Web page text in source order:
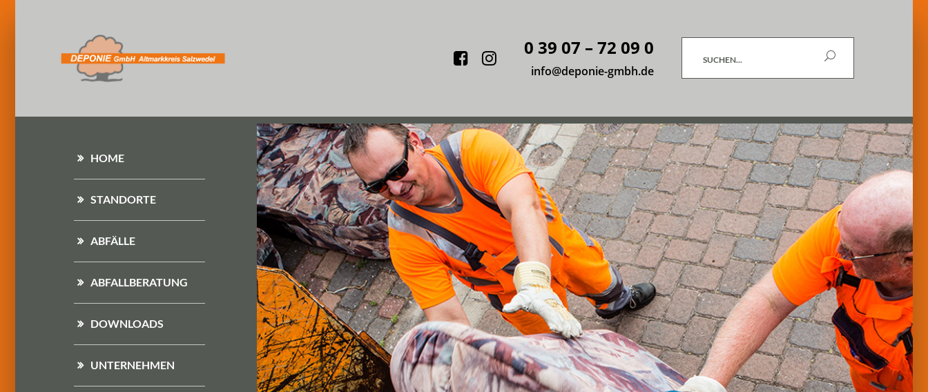
Facebook
Instagram
0 39 07 – 72 09 0
info@deponie-gmbh.de
Suchen
HOME
STANDORTE
ABFÄLLE
ABFALLBERATUNG
DOWNLOADS
UNTERNEHMEN